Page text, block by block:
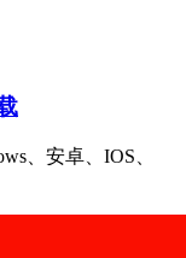
、安卓、IOS、